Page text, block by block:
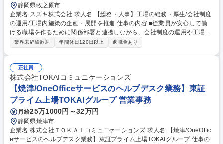
静岡県牧之原市
企業名 スズキ株式会社 求人名 【総務・人事】工場の総務・厚生/会社制度
の運用/工場内施策の企画・展開を推進 仕事の内容 ■従業員が安心して働
ける職場を作るために関係部署と連携しながら、会社制度の運用や工場内
施策の企画・展開を推進します。 【具体的には】 ■総務業務全般（工場見
リニューアルの推進および新規案件の立案から実施までの進捗管理） 募集
職種 【総務・人事】工場の総務・厚生/会社制度の運用/工場内施策の企
画・展開を推進
業界未経験歓迎 年間休日120日以上 退職金あり
正社員
株式会社TOKAIコミュニケーションズ
【焼津/OneOfficeサービスのヘルプデスク業務】東証
プライム上場TOKAIグループ 営業事務
月給25万1000円～32万円
静岡県焼津市
企業名 株式会社ＴＯＫＡＩコミュニケーションズ 求人名 【焼津/OneOffic
eサービスのヘルプデスク業務】東証プライム上場TOKAIグループ 仕事の